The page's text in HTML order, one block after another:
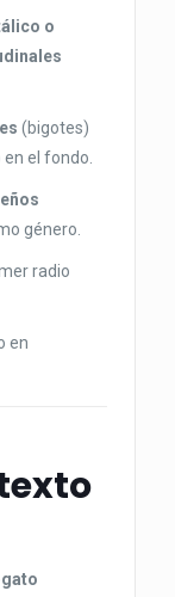
o
(bigotes)
el fondo.
género.
radio
en